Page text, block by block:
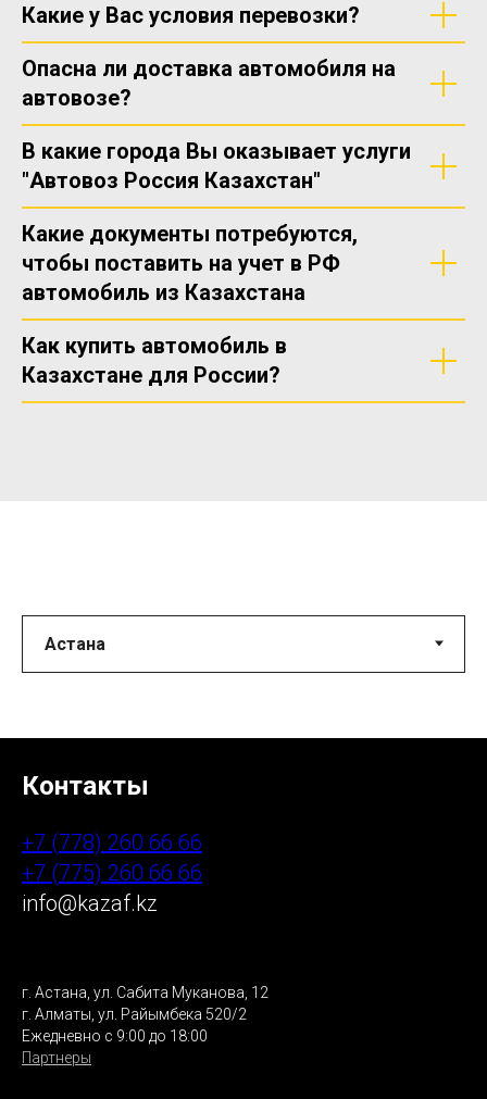
Какие у Вас условия перевозки?
Опасна ли доставка автомобиля на
автовозе?
В какие города Вы оказывает услуги
"Автовоз Россия Казахстан"
Какие документы потребуются,
чтобы поставить на учет в РФ
автомобиль из Казахстана
Как купить автомобиль в
Казахстане для России?
Контакты
+7 (778) 260 66 66
+7 (775) 260 66 66
info@kazaf.kz
г. Астана, ул. Сабита Муканова, 12
г. Алматы, ул. Райымбека 520/2
Ежедневно с 9:00 до 18:00
Партнеры